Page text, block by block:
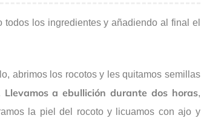
todos los ingredientes y añadiendo al final el
abrimos los rocotos y les quitamos semillas
Llevamos a ebullición durante dos horas,
la piel del rocoto y licuamos con ajo y